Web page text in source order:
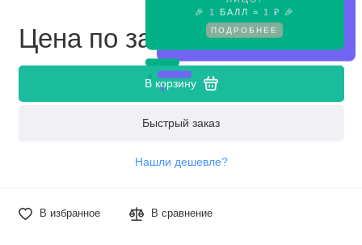
🎉 1 БАЛЛ = 1 ₽ 🎉
ПОДРОБНЕЕ
Цена по запросу
В корзину
Быстрый заказ
Нашли дешевле?
В избранное В сравнение